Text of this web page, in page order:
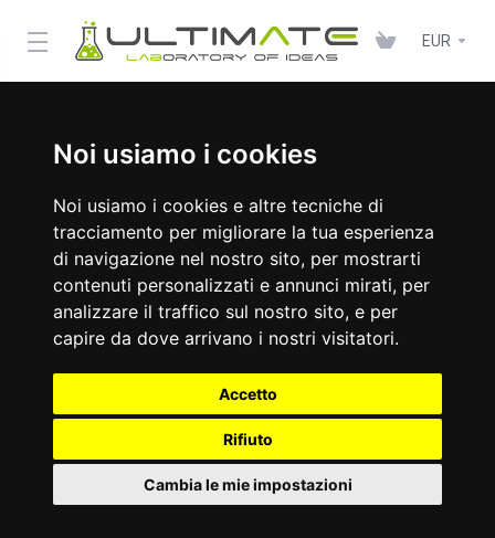
Noi usiamo i cookies
Noi usiamo i cookies e altre tecniche di
tracciamento per migliorare la tua esperienza
di navigazione nel nostro sito, per mostrarti
contenuti personalizzati e annunci mirati, per
analizzare il traffico sul nostro sito, e per
capire da dove arrivano i nostri visitatori.
Accetto
Rifiuto
Cambia le mie impostazioni
EUR